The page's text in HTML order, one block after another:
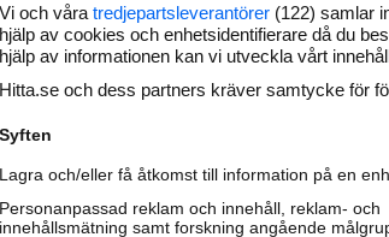
Marknadsför
nya kunder och
samarbetspartners
Läs mer här
Vi och våra tredjepartsleverantörer (122) samlar
hjälp av cookies och enhetsidentifierare då du
hjälp av informationen kan vi utveckla vårt
Hitta.se och dess partners kräver samtycke för
Syften
Lagra och/eller få åtkomst till information på en
Personanpassad reklam och innehåll, reklam- och
innehållsmätning samt forskning angående